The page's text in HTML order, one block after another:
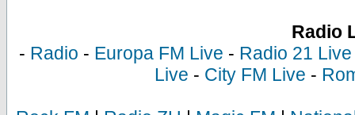
Radio
- Radio - Europa FM Live - Radio 21 Live
Live - City FM Live -